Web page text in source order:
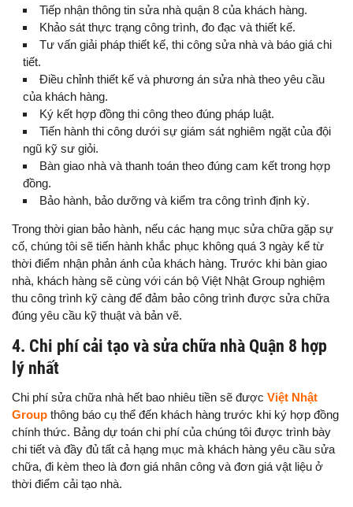
Tiếp nhận thông tin sửa nhà quận 8 của khách hàng.
Khảo sát thực trạng công trình, đo đạc và thiết kế.
Tư vấn giải pháp thiết kế, thi công sửa nhà và báo giá chi
tiết.
Điều chỉnh thiết kế và phương án sửa nhà theo yêu cầu
của khách hàng.
Ký kết hợp đồng thi công theo đúng pháp luật.
Tiến hành thi công dưới sự giám sát nghiêm ngặt của đội
ngũ kỹ sư giỏi.
Bàn giao nhà và thanh toán theo đúng cam kết trong hợp
đồng.
Bảo hành, bảo dưỡng và kiểm tra công trình định kỳ.
Trong thời gian bảo hành, nếu các hạng mục sửa chữa gặp sự
cố, chúng tôi sẽ tiến hành khắc phục không quá 3 ngày kể từ
thời điểm nhận phản ánh của khách hàng. Trước khi bàn giao
nhà, khách hàng sẽ cùng với cán bộ Việt Nhật Group nghiệm
thu công trình kỹ càng để đảm bảo công trình được sửa chữa
đúng yêu cầu kỹ thuật và bản vẽ.
4. Chi phí cải tạo và sửa chữa nhà Quận 8 hợp
lý nhất
Chi phí sửa chữa nhà hết bao nhiêu tiền sẽ được Việt Nhật
Group thông báo cụ thể đến khách hàng trước khi ký hợp đồng
chính thức. Bảng dự toán chi phí của chúng tôi được trình bày
chi tiết và đầy đủ tất cả hạng mục mà khách hàng yêu cầu sửa
chữa, đi kèm theo là đơn giá nhân công và đơn giá vật liệu ở
thời điểm cải tạo nhà.